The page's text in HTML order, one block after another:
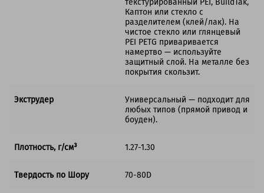
текстурированный PEI, BuildTak,
Каптон или стекло с
разделителем (клей/лак). На
чистое стекло или глянцевый
PEI PETG приваривается
намертво — используйте
защитный слой. На металле без
покрытия скользит.
Экструдер
Универсальный — подходит для
любых типов (прямой привод и
боуден).
Плотность, г/см³ 1.27-1.30
Твердость по Шору 70-80D